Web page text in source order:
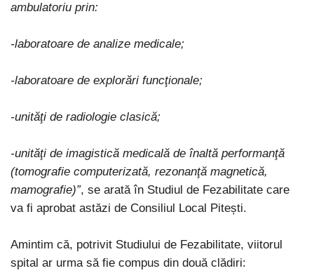
ambulatoriu prin:
-laboratoare de analize medicale;
-laboratoare de explorări funcţionale;
-unităţi de radiologie clasică;
-unităţi de imagistică medicală de înaltă performanţă
(tomografie computerizată, rezonanţă magnetică,
mamografie)”, se arată în Studiul de Fezabilitate care
va fi aprobat astăzi de Consiliul Local Pitești.
Amintim că, potrivit Studiului de Fezabilitate, viitorul
spital ar urma să fie compus din două clădiri: